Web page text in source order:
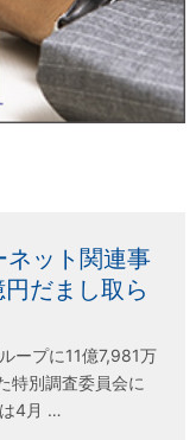
ネット関連事
だまし取ら
ープに11億7,981万
特別調査委員会に
4月 …